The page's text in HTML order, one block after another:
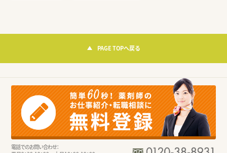
PAGE TOPへ戻る
電話でのお問い合わせ：